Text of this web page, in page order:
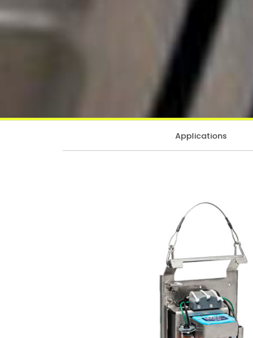
Applications